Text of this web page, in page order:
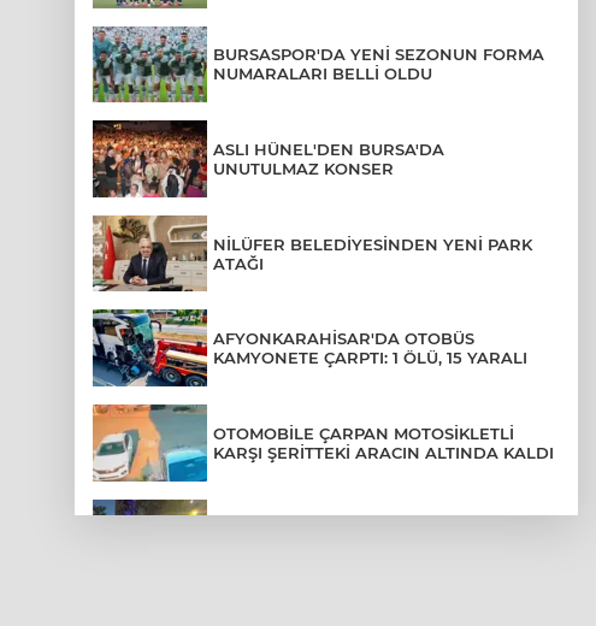
BURSASPOR'DA YENİ SEZONUN FORMA
NUMARALARI BELLİ OLDU
ASLI HÜNEL'DEN BURSA'DA
UNUTULMAZ KONSER
NİLÜFER BELEDİYESİNDEN YENİ PARK
ATAĞI
AFYONKARAHİSAR'DA OTOBÜS
KAMYONETE ÇARPTI: 1 ÖLÜ, 15 YARALI
OTOMOBİLE ÇARPAN MOTOSİKLETLİ
KARŞI ŞERİTTEKİ ARACIN ALTINDA KALDI